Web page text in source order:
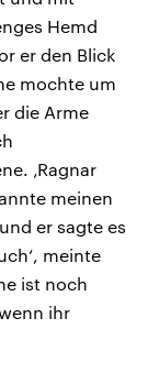
Hemd
er den Blick
mochte um
die Arme
‚Ragnar
meinen
er sagte es
meinte
ist noch
ihr